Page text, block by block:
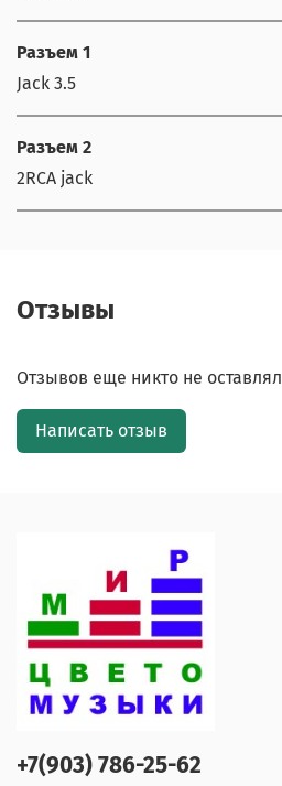
Разъем 1
Jack 3.5
Разъем 2
2RCA jack
Отзывы
Отзывов еще никто не оставлял
Написать отзыв
+7(903) 786-25-62